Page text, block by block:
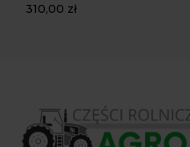
310,00 zł